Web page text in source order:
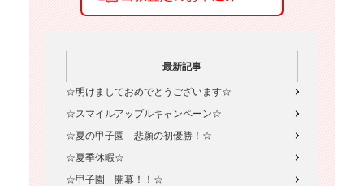
最新記事
☆明けましておめでとうございます☆
☆スマイルアップルキャンペーン☆
☆夏の甲子園 悲願の初優勝！☆
☆夏季休暇☆
☆甲子園 開幕！！☆